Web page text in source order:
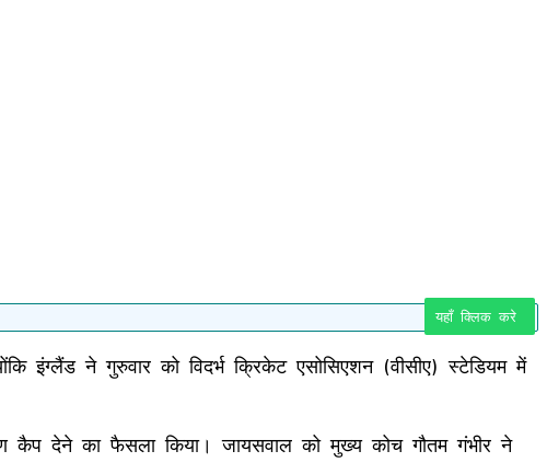
यहाँ क्लिक करे
इंग्लैंड ने गुरुवार को विदर्भ क्रिकेट एसोसिएशन (वीसीए) स्टेडियम में
कैप देने का फैसला किया। जायसवाल को मुख्य कोच गौतम गंभीर ने